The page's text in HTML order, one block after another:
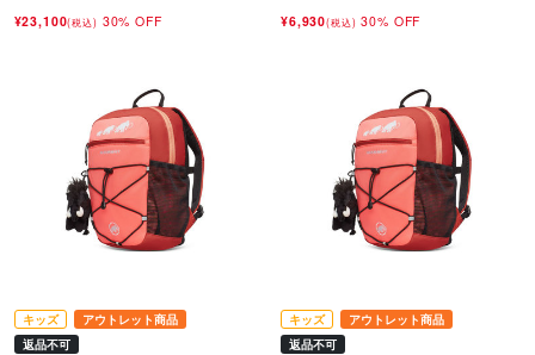
¥23,100(税込) 30% OFF
¥6,930(税込) 30% OFF
キッズ
アウトレット商品
返品不可
キッズ
アウトレット商品
返品不可